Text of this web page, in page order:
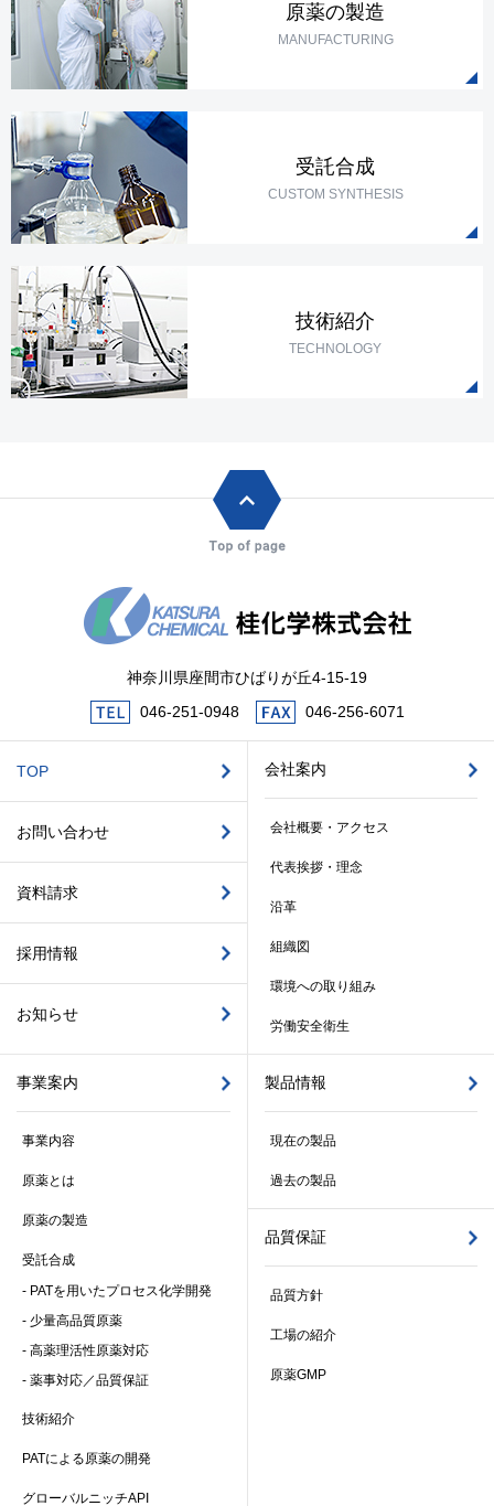
原薬の製造
MANUFACTURING
受託合成
CUSTOM SYNTHESIS
技術紹介
TECHNOLOGY
神奈川県座間市ひばりが丘4-15-19
046-251-0948
046-256-6071
TOP
お問い合わせ
資料請求
採用情報
お知らせ
会社案内
会社概要・アクセス
代表挨拶・理念
沿革
組織図
環境への取り組み
労働安全衛生
事業案内
事業内容
原薬とは
原薬の製造
受託合成
- PATを用いたプロセス化学開発
- 少量高品質原薬
- 高薬理活性原薬対応
- 薬事対応／品質保証
技術紹介
PATによる原薬の開発
グローバルニッチAPI
製品情報
現在の製品
過去の製品
品質保証
品質方針
工場の紹介
原薬GMP